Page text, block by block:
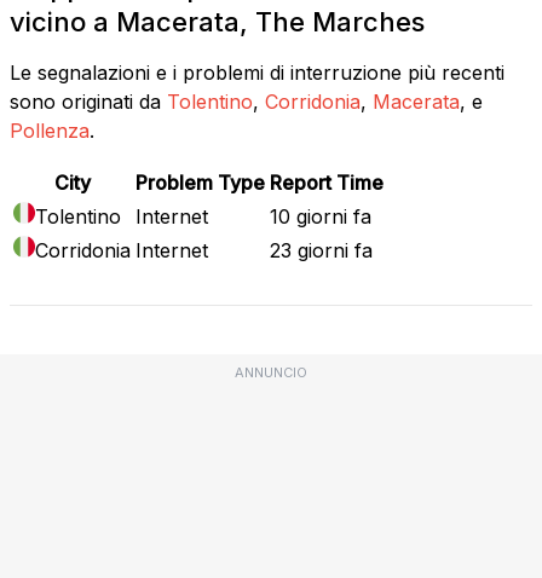
vicino a Macerata, The Marches
Le segnalazioni e i problemi di interruzione più recenti
sono originati da Tolentino, Corridonia, Macerata, e
Pollenza.
City Problem Type Report Time
Tolentino
Internet
10 giorni fa
Corridonia Internet 23 giorni fa
ANNUNCIO